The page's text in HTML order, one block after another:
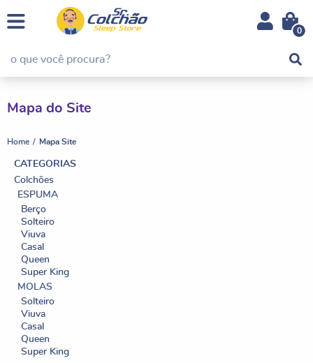
0
Mapa do Site
Home Mapa Site
CATEGORIAS
Colchões
ESPUMA
Berço
Solteiro
Viuva
Casal
Queen
Super King
MOLAS
Solteiro
Viuva
Casal
Queen
Super King